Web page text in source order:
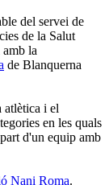
del servei de
de la Salut
la
de Blanquerna
atlètica i el
en les quals
d'un equip amb
Nani Roma.